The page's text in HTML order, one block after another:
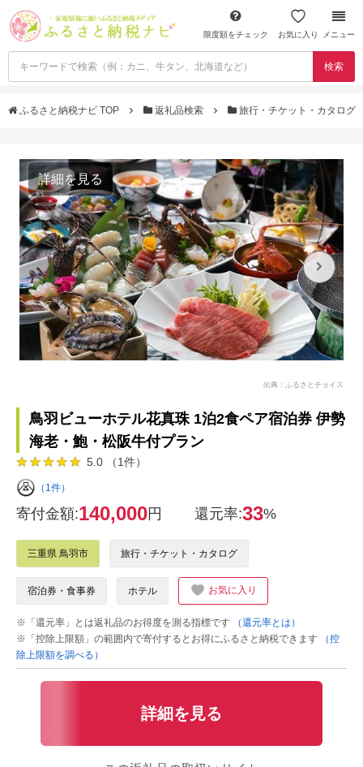
限度額をチェック お気に入り メニュー
検索
ふるさと納税ナビ TOP 返礼品検索 旅行・チケット・カタログ
詳細を見る
出典：ふるさとチョイス
鳥羽ビューホテル花真珠 1泊2食ペア宿泊券 伊勢
海老・鮑・松阪牛付プラン
5.0 （1件）
（1件）
寄付金額:140,000円 還元率:33%
三重県 鳥羽市 旅行・チケット・カタログ
宿泊券・食事券 ホテル お気に入り
※「還元率」とは返礼品のお得度を測る指標です
（還元率とは）
※「控除上限額」の範囲内で寄付するとお得にふるさと納税できます
（控
除上限額を調べる）
詳細を見る